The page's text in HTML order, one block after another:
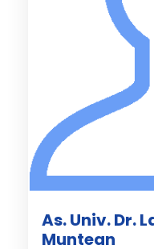
As. Univ. Dr.
Muntean